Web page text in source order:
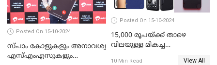
Posted On 15-10-2024
സ്പാം കോളുകളും അനാവശ്യ
എസ്എംഎസുകളും
Posted On 15-10-2024
15,000 രൂപയ്ക്ക് താഴെ
വിലയുള്ള മികച്ച
10 Min Read View All